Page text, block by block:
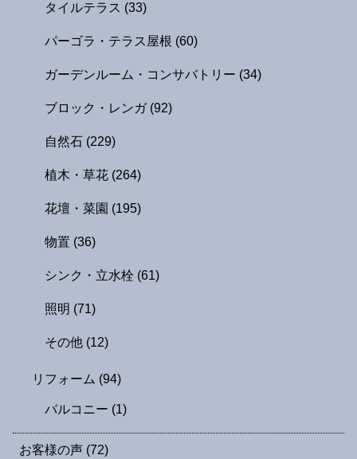
タイルテラス (33)
パーゴラ・テラス屋根 (60)
ガーデンルーム・コンサバトリー (34)
ブロック・レンガ (92)
自然石 (229)
植木・草花 (264)
花壇・菜園 (195)
物置 (36)
シンク・立水栓 (61)
照明 (71)
その他 (12)
リフォーム (94)
バルコニー (1)
お客様の声 (72)